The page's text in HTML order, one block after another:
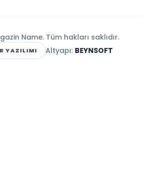
Name. Tüm hakları saklıdır.
YAZILIMI Altyapı: BEYNSOFT